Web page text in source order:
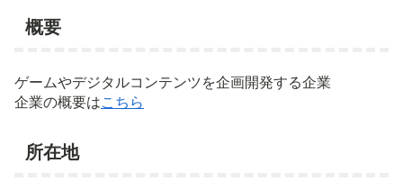
概要
ゲームやデジタルコンテンツを企画開発する企業
企業の概要はこちら
所在地